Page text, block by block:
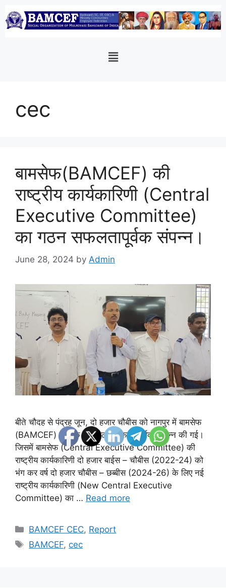
cec
बामसेफ(BAMCEF) की
राष्ट्रीय कार्यकारिणी (Central
Executive Committee)
का गठन सफलतापूर्वक संपन्न।
June 28, 2024 by Admin
बीते चौदह से पंद्रह जून, दो हजार चौबीस को नागपुर में बामसेफ
(BAMCEF) की एक आम बैठक सफलतापूर्वक सम्पन्न की गई।
जिसमें बामसेफ (Central Executive Committee) की
राष्ट्रीय कार्यकारिणी दो हजार बाईस – चौबीस (2022-24) को
भंग कर वर्ष दो हजार चौबीस – छब्बीस (2024-26) के लिए नई
राष्ट्रीय कार्यकारिणी (New Central Executive
Committee) का … Read more
BAMCEF CEC, Report
BAMCEF, cec